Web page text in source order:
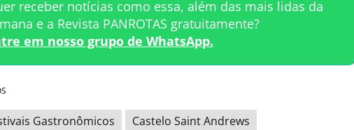
receber notícias como essa, além das mais lidas da
e a Revista PANROTAS gratuitamente?
em nosso grupo de WhatsApp.
Gastronômicos
Castelo Saint Andrews